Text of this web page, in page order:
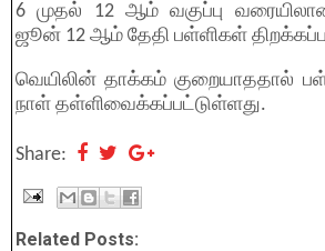
6 முதல் 12 ஆம் வகுப்பு
ஜூன் 12 ஆம் தேதி பள்ளிகள்
வெயிலின் தாக்கம் குறையாததால்
நாள் தள்ளிவைக்கப்பட்டுள்ளது.
Share:
Related Posts: